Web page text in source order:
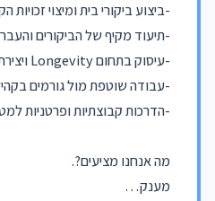
-ביצוע ביקורי בית ומיצוי
-תיעוד מקיף של הביקורים
-עיסוק בתחום Longevity ויצירת תכניות לזיקנה מיטבית.
-עבודה שוטפת מול גורמים
-הדרכות קבוצתיות ופרטניות
מה אנחנו מציעים?.
מענק…